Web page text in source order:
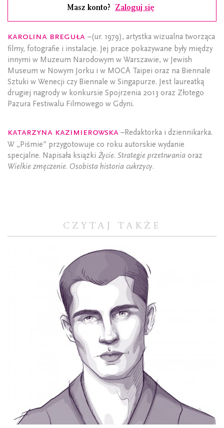
Masz konto? Zaloguj się
Karolina Breguła –(ur. 1979), artystka wizualna tworząca
filmy, fotografie i instalacje. Jej prace pokazywane były między
innymi w Muzeum Narodowym w Warszawie, w Jewish
Museum w Nowym Jorku i w MOCA Taipei oraz na Biennale
Sztuki w Wenecji czy Biennale w Singapurze. Jest laureatką
drugiej nagrody w konkursie Spojrzenia 2013 oraz Złotego
Pazura Festiwalu Filmowego w Gdyni.
Katarzyna Kazimierowska –Redaktorka i dziennikarka.
W „Piśmie” przygotowuje co roku autorskie wydanie
specjalne. Napisała książki Życie. Strategie przetrwania oraz
Wielkie zmęczenie. Osobista historia cukrzycy.
CZYTAJ TAKŻE